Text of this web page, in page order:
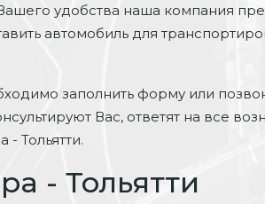
удобства наша компания
автомобиль для
заполнить форму или
Вас, ответят на все
Тольятти.
- Тольятти